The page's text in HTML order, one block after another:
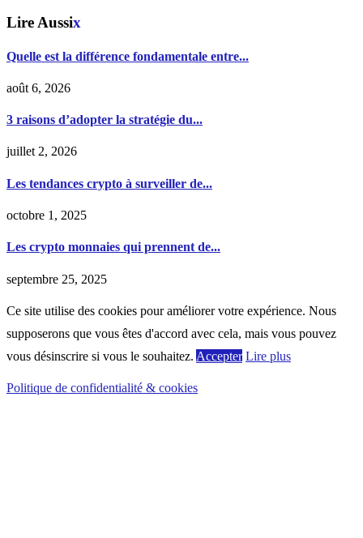
Lire Aussix
Quelle est la différence fondamentale entre...
août 6, 2026
3 raisons d’adopter la stratégie du...
juillet 2, 2026
Les tendances crypto à surveiller de...
octobre 1, 2025
Les crypto monnaies qui prennent de...
septembre 25, 2025
Ce site utilise des cookies pour améliorer votre expérience. Nous
supposerons que vous êtes d'accord avec cela, mais vous pouvez
vous désinscrire si vous le souhaitez. Accepter Lire plus
Politique de confidentialité & cookies